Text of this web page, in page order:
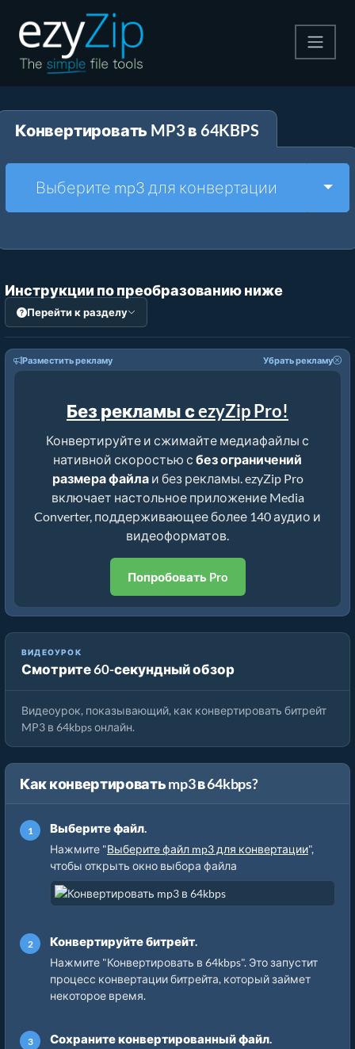
Pаспаковывайте
Другие инструменты
Конвертировать MP3 в 64KBPS
Выберите mp3 для конвертации
Инструкции по преобразованию ниже
Перейти к разделу
Разместить рекламу Убрать рекламу
Без рекламы с ezyZip Pro!
Конвертируйте и сжимайте медиафайлы с
нативной скоростью с без ограничений
размера файлаи без рекламы. ezyZip Pro
включает настольное приложение Media
Converter, поддерживающее более 140 аудио и
видеоформатов.
Попробовать Pro
ВИДЕОУРОК
Смотрите 60-секундный обзор
Конвертация битрейта MP3 в 64kbps (Простое
руководство)
Видеоурок, показывающий, как конвертировать битрейт
MP3 в 64kbps онлайн.
Как конвертировать mp3 в 64kbps?
Выберите файл.
Нажмите "Выберите файл mp3 для конвертации",
чтобы открыть окно выбора файла
Конвертируйте битрейт.
Нажмите "Конвертировать в 64kbps". Это запустит
процесс конвертации битрейта, который займет
некоторое время.
Сохраните конвертированный файл.